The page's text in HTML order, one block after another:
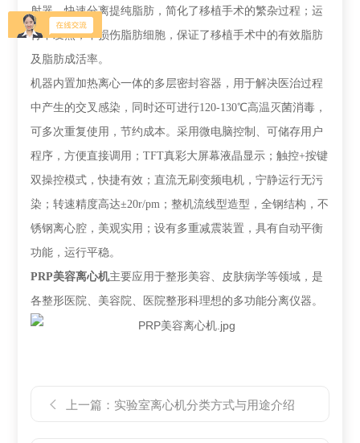
射器，快速分离提纯脂肪，简化了移植手术的繁杂过程；运
行不发热，不损伤脂肪细胞，保证了移植手术中的有效脂肪
及脂肪成活率。
机器内置加热离心一体的多层密封容器，用于解决医治过程
中产生的交叉感染，同时还可进行120-130℃高温灭菌消毒，
可多次重复使用，节约成本。采用微电脑控制、可储存用户
程序，方便直接调用；TFT真彩大屏幕液晶显示；触控+按键
双操控模式，快捷有效；直流无刷变频电机，宁静运行无污
染；转速精度高达±20r/pm；整机流线型造型，全钢结构，不
锈钢离心腔，美观实用；设有多重减震装置，具有自动平衡
功能，运行平稳。
PRP美容离心机主要应用于整形美容、皮肤病学等领域，是
各整形医院、美容院、医院整形科理想的多功能分离仪器。
上一篇： 实验室离心机分类方式与用途介绍